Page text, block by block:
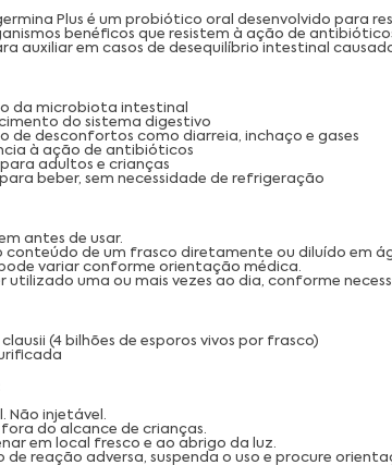
Plus é um probiótico oral desenvolvido para
benéficos que resistem à ação de
auxiliar em casos de desequilíbrio intestinal
da microbiota intestinal
do sistema digestivo
de desconfortos como diarreia, inchaço e gases
à ação de antibióticos
adultos e crianças
beber, sem necessidade de refrigeração
antes de usar.
conteúdo de um frasco diretamente ou diluído em
variar conforme orientação médica.
utilizado uma ou mais vezes ao dia, conforme
clausii (4 bilhões de esporos vivos por frasco)
Não injetável.
do alcance de crianças.
em local fresco e ao abrigo da luz.
de reação adversa, suspenda o uso e procure